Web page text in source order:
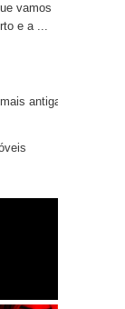
vamos
e a ...
antigas